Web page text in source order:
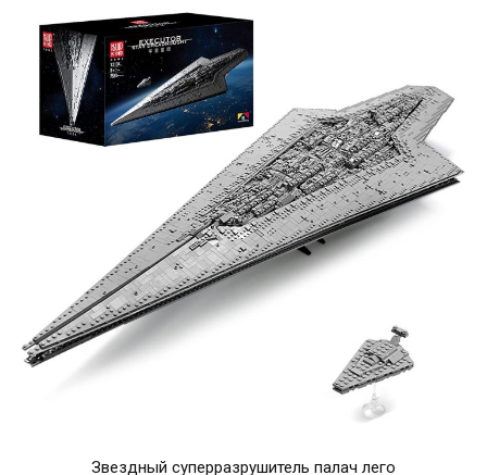
Звездный суперразрушитель палач лего